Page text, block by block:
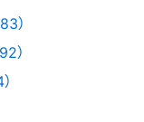
）
）